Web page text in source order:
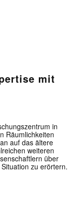
mit
in
Räumlichkeiten
auf das ältere
weiteren
über
zu erörtern.